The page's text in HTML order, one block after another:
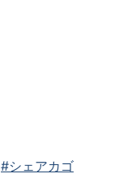
#シェアカゴ